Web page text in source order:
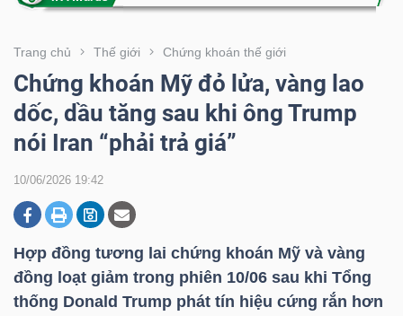
Trang chủ Thế giới Chứng khoán thế giới
Chứng khoán Mỹ đỏ lửa, vàng lao
dốc, dầu tăng sau khi ông Trump
nói Iran “phải trả giá”
10/06/2026 19:42
Hợp đồng tương lai chứng khoán Mỹ và vàng
đồng loạt giảm trong phiên 10/06 sau khi Tổng
thống Donald Trump phát tín hiệu cứng rắn hơn
VIETSTOCK
CHỨNG
KHOÁN
DOANH
NGHIỆP